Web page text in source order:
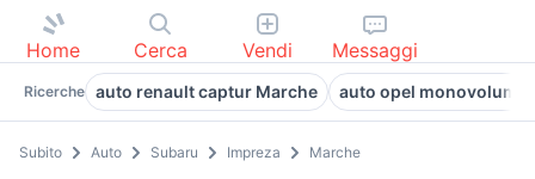
Home Cerca Vendi Messaggi
Ricerche auto renault captur Marche auto opel monovolume
Subito Auto Subaru Impreza Marche